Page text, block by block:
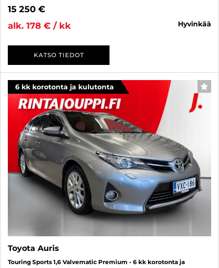
15 250 €
alk. 178 € / kk
hyvinkää
KATSO TIEDOT
6 kk korotonta ja kulutonta
Toyota Auris
Touring Sports 1,6 Valvematic Premium - 6 kk korotonta ja